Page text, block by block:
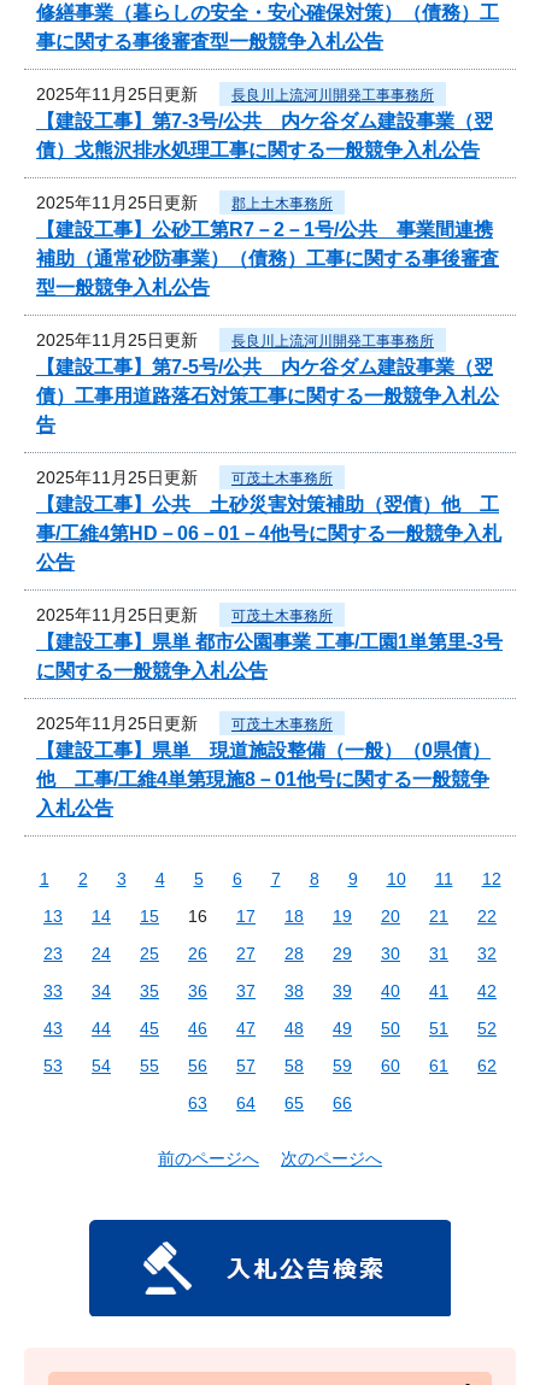
修繕事業（暮らしの安全・安心確保対策）（債務）工
事に関する事後審査型一般競争入札公告
2025年11月25日更新 長良川上流河川開発工事事務所
【建設工事】第7-3号/公共 内ケ谷ダム建設事業（翌
債）戈熊沢排水処理工事に関する一般競争入札公告
2025年11月25日更新 郡上土木事務所
【建設工事】公砂工第R7－2－1号/公共 事業間連携
補助（通常砂防事業）（債務）工事に関する事後審査
型一般競争入札公告
2025年11月25日更新 長良川上流河川開発工事事務所
【建設工事】第7-5号/公共 内ケ谷ダム建設事業（翌
債）工事用道路落石対策工事に関する一般競争入札公
告
2025年11月25日更新 可茂土木事務所
【建設工事】公共 土砂災害対策補助（翌債）他 工
事/工維4第HD－06－01－4他号に関する一般競争入札
公告
2025年11月25日更新 可茂土木事務所
【建設工事】県単 都市公園事業 工事/工園1単第里-3号
に関する一般競争入札公告
2025年11月25日更新 可茂土木事務所
【建設工事】県単 現道施設整備（一般）（0県債）
他 工事/工維4単第現施8－01他号に関する一般競争
入札公告
1 2 3 4 5 6 7 8 9 10 11
12
13
14 15 16 17 18 19 20 21
22
23
24 25 26 27 28 29 30 31
32
33
34 35 36 37 38 39 40 41
42
43
44 45 46 47 48 49 50 51
52
53
54 55 56 57 58 59 60 61
62
63
64 65 66
前のページへ 次のページへ